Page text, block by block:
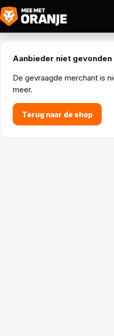
Aanbieder niet gevonden
De gevraagde merchant is
meer.
Terug naar de shop